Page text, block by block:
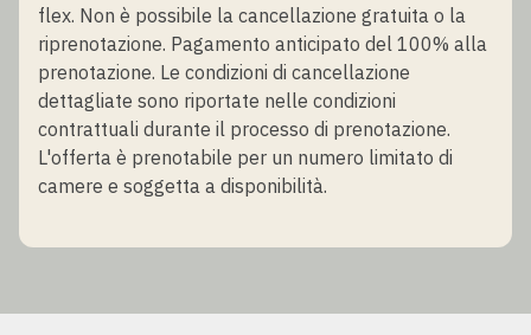
flex. Non è possibile la cancellazione gratuita o la
riprenotazione. Pagamento anticipato del 100% alla
prenotazione. Le condizioni di cancellazione
dettagliate sono riportate nelle condizioni
contrattuali durante il processo di prenotazione.
L'offerta è prenotabile per un numero limitato di
camere e soggetta a disponibilità.